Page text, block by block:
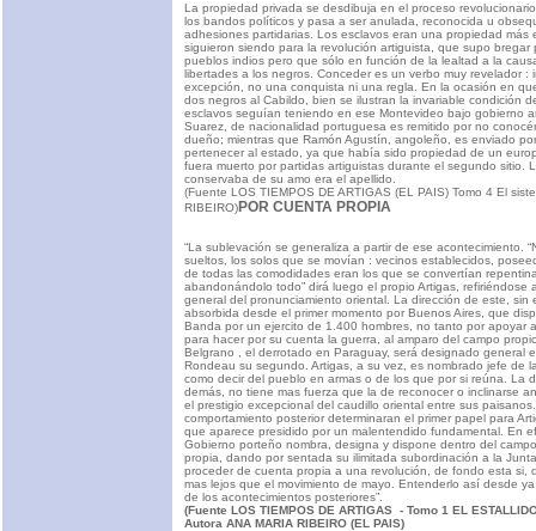
La propiedad privada se desdibuja en el proceso
los bandos políticos y pasa a ser anulada, reconocida u
adhesiones partidarias. Los esclavos eran una propiedad más
siguieron siendo para la revolución artiguista, que supo bregar
pueblos indios pero que sólo en función de la lealtad a la
libertades a los negros. Conceder es un verbo muy revelador :
excepción, no una conquista ni una regla. En la ocasión en
dos negros al Cabildo, bien se ilustran la invariable condición
esclavos seguían teniendo en ese Montevideo bajo gobierno
Suarez, de nacionalidad portuguesa es remitido por no
dueño; mientras que Ramón Agustín, angoleño, es enviado
pertenecer al estado, ya que había sido propiedad de un
fuera muerto por partidas artiguistas durante el segundo sitio.
conservaba de su amo era el apellido.
(Fuente LOS TIEMPOS DE ARTIGAS (EL PAIS) Tomo 4 El
RIBEIRO)POR CUENTA PROPIA
“La sublevación se generaliza a partir de ese acontecimiento.
sueltos, los solos que se movían : vecinos establecidos,
de todas las comodidades eran los que se convertían
abandonándolo todo” dirá luego el propio Artigas, refiriéndose
general del pronunciamiento oriental. La dirección de este, sin
absorbida desde el primer momento por Buenos Aires, que
Banda por un ejercito de 1.400 hombres, no tanto por apoyar
para hacer por su cuenta la guerra, al amparo del campo
Belgrano , el derrotado en Paraguay, será designado general
Rondeau su segundo. Artigas, a su vez, es nombrado jefe de
como decir del pueblo en armas o de los que por si reúna. La
demás, no tiene mas fuerza que la de reconocer o inclinarse
el prestigio excepcional del caudillo oriental entre sus
comportamiento posterior determinaran el primer papel para
que aparece presidido por un malentendido fundamental. En
Gobierno porteño nombra, designa y dispone dentro del
propia, dando por sentada su ilimitada subordinación a la
proceder de cuenta propia a una revolución, de fondo esta si,
mas lejos que el movimiento de mayo. Entenderlo así desde
de los acontecimientos posteriores”.
(Fuente LOS TIEMPOS DE ARTIGAS - Tomo 1 EL
Autora ANA MARIA RIBEIRO (EL PAIS)